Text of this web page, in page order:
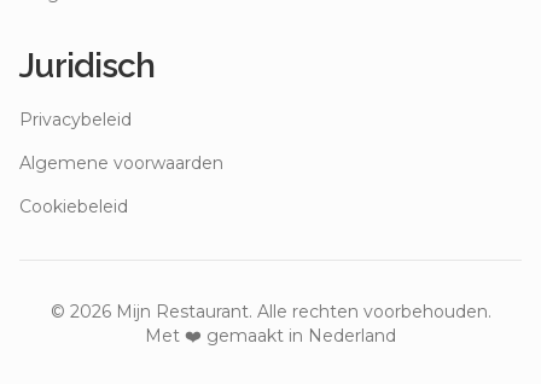
Juridisch
Privacybeleid
Algemene voorwaarden
Cookiebeleid
© 2026Mijn Restaurant. Alle rechten voorbehouden.
Met ❤️ gemaakt in Nederland